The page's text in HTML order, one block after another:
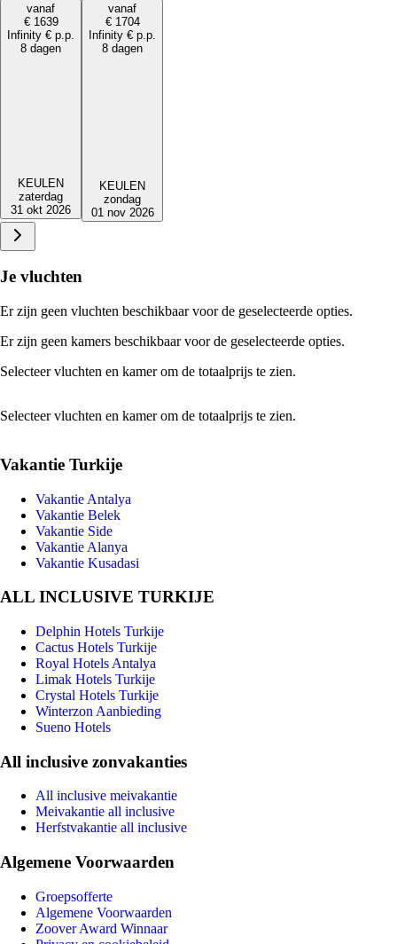
vanaf
€ 1639
Infinity € p.p.
8 dagen
KEULEN
zaterdag
31 okt 2026
vanaf
€ 1704
Infinity € p.p.
8 dagen
KEULEN
zondag
01 nov 2026
Je vluchten
Er zijn geen vluchten beschikbaar voor de geselecteerde opties.
Er zijn geen kamers beschikbaar voor de geselecteerde opties.
Selecteer vluchten en kamer om de totaalprijs te zien.
Selecteer vluchten en kamer om de totaalprijs te zien.
Vakantie Turkije
Vakantie Antalya
Vakantie Belek
Vakantie Side
Vakantie Alanya
Vakantie Kusadasi
ALL INCLUSIVE TURKIJE
Delphin Hotels Turkije
Cactus Hotels Turkije
Royal Hotels Antalya
Limak Hotels Turkije
Crystal Hotels Turkije
Winterzon Aanbieding
Sueno Hotels
All inclusive zonvakanties
All inclusive meivakantie
Meivakantie all inclusive
Herfstvakantie all inclusive
Algemene Voorwaarden
Groepsofferte
Algemene Voorwaarden
Zoover Award Winnaar